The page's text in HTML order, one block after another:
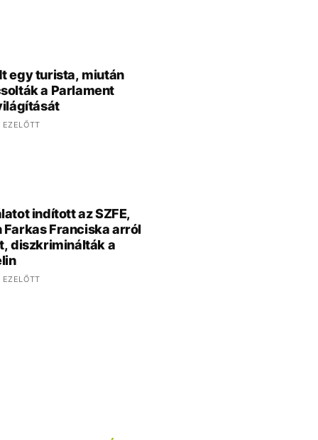
egy turista, miután
a Parlament
EZELŐTT
indított az SZFE,
Farkas Franciska arról
diszkriminálták a
EZELŐTT